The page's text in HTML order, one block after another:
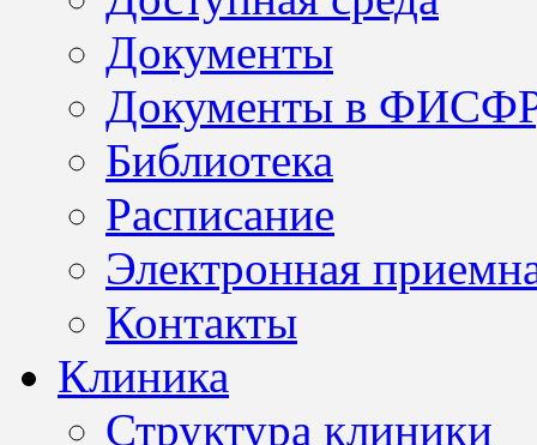
Документы
Документы в
Библиотека
Расписание
Электронная
Контакты
Клиника
Структура клиники